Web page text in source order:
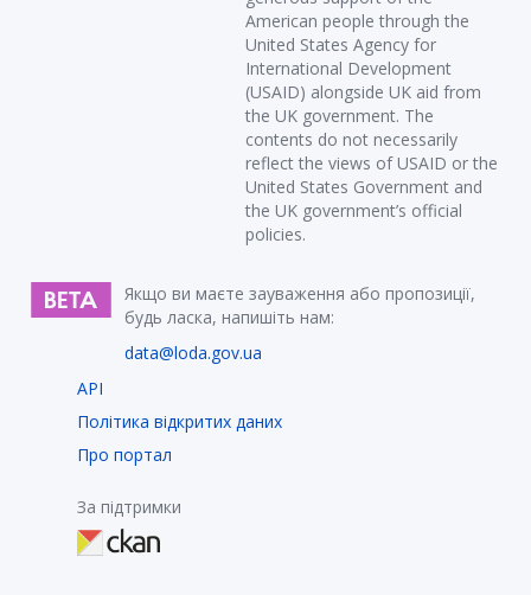
American people through the
United States Agency for
International Development
(USAID) alongside UK aid from
the UK government. The
contents do not necessarily
reflect the views of USAID or the
United States Government and
the UK government’s official
policies.
Якщо ви маєте зауваження або пропозиції,
будь ласка, напишіть нам:
data@loda.gov.ua
API
Політика відкритих даних
Про портал
За підтримки